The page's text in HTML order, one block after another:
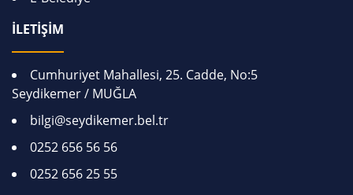
İLETİŞİM
Cumhuriyet Mahallesi, 25. Cadde, No:5
Seydikemer / MUĞLA
bilgi@seydikemer.bel.tr
0252 656 56 56
0252 656 25 55